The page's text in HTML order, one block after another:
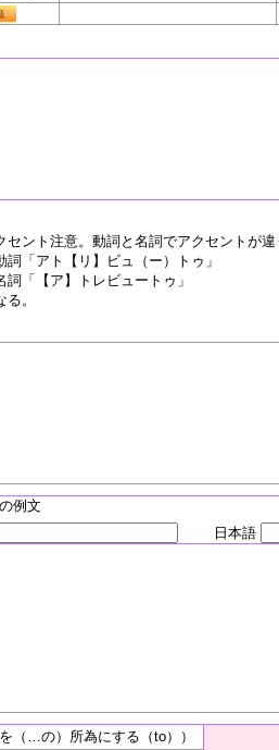
セント注意。動詞と名詞でアクセントが違
「アト【リ】ビュ（ー）トゥ」
「【ア】トレビュートゥ」
る。
例文
日本語
を（…の）所為にする（to））